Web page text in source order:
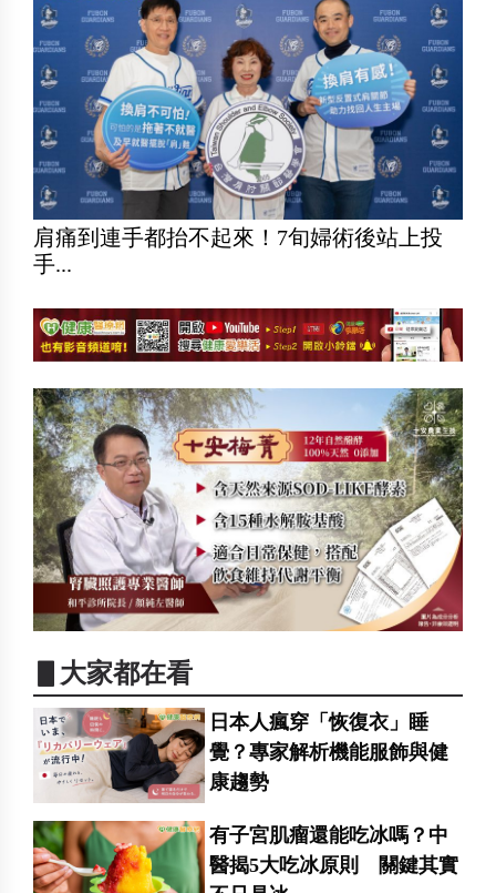
肩痛到連手都抬不起來！7旬婦術後站上投
手...
▋大家都在看
日本人瘋穿「恢復衣」睡
覺？專家解析機能服飾與健
康趨勢
有子宮肌瘤還能吃冰嗎？中
醫揭5大吃冰原則 關鍵其實